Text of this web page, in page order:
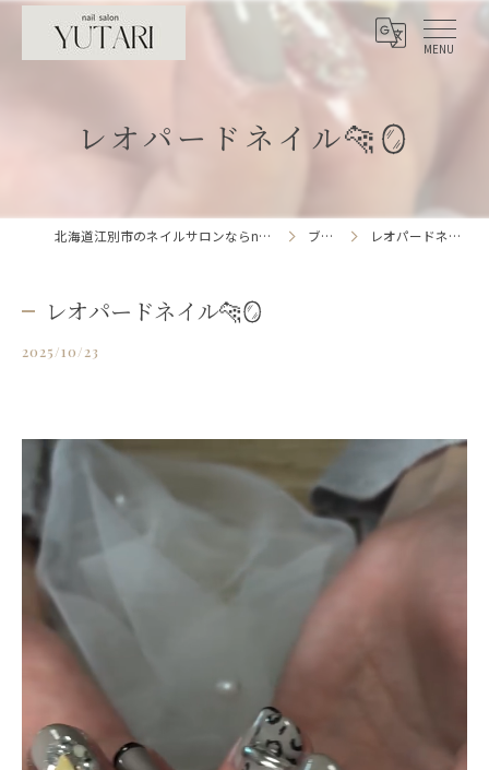
レオパードネイル🐆🪞
北海道江別市のネイルサロンならnailsalon YUTARI ブログ レオパードネイル🐆🪞
レオパードネイル🐆🪞
2025/10/23